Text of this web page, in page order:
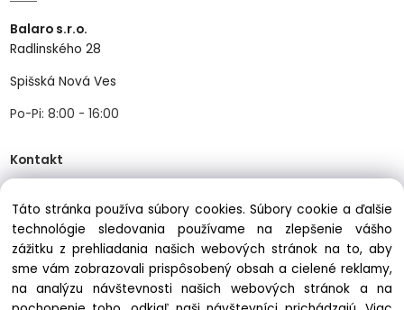
Balaro s.r.o.
Radlinského 28
Spišská Nová Ves
Po-Pi: 8:00 - 16:00
Kontakt
Tel:+421534466489
Mail:info@balastav.sk
Táto stránka používa súbory cookies. Súbory cookie a ďalšie
technológie sledovania používame na zlepšenie vášho
zážitku z prehliadania našich webových stránok na to, aby
sme vám zobrazovali prispôsobený obsah a cielené reklamy,
na analýzu návštevnosti našich webových stránok a na